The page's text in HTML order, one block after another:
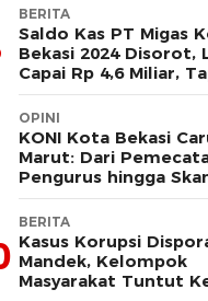
BERITA
Saldo Kas PT Migas
Bekasi 2024 Disorot,
Capai Rp 4,6 Miliar,
Hanya Tersisa Rp 13
OPINI
KONI Kota Bekasi
Marut: Dari
Pengurus hingga
Dana Hibah
BERITA
Kasus Korupsi
Mandek, Kelompok
Masyarakat Tuntut